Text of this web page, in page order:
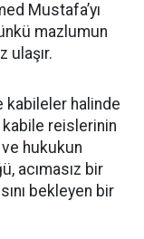
Mustafa’yı
mazlumun
ulaşır.
kabileler halinde
reislerinin
ve hukukun
acımasız bir
bekleyen bir